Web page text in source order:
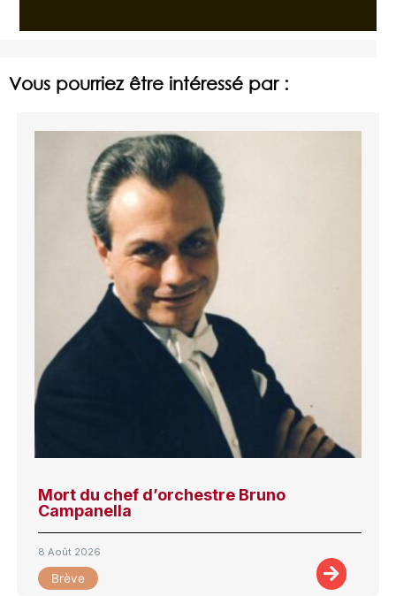
Vous pourriez être intéressé par :
Mort du chef d’orchestre Bruno
Campanella
8 Août 2026
Brève